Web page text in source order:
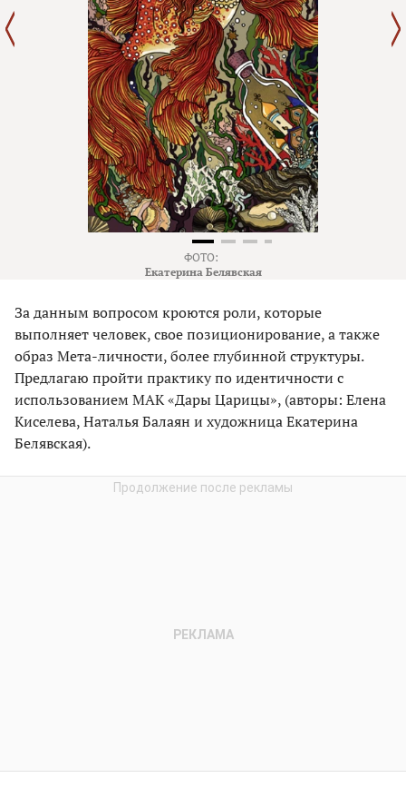
ФОТО:
Екатерина Белявская
За данным вопросом кроются роли, которые
выполняет человек, свое позиционирование, а также
образ Мета-личности, более глубинной структуры.
Предлагаю пройти практику по идентичности с
использованием МАК «Дары Царицы», (авторы: Елена
Киселева, Наталья Балаян и художница Екатерина
Белявская).